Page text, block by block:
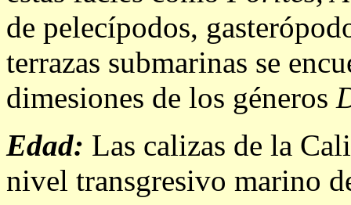
de pelecípodos,
terrazas submarinas se
dimesiones de los géneros
Edad: Las calizas de la
nivel transgresivo marino